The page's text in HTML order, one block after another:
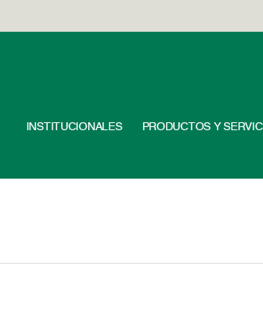
INSTITUCIONALES PRODUCTOS Y